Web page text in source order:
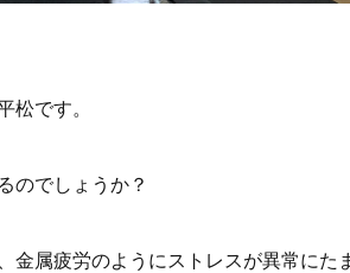
松です。
のでしょうか？
金属疲労のようにストレスが異常にた